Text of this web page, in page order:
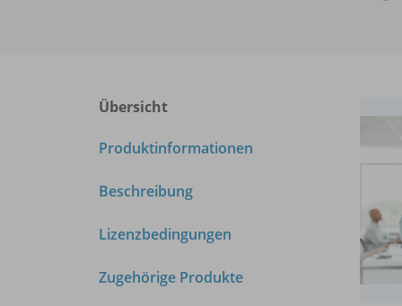
Übersicht
Produktinformationen
Beschreibung
Lizenzbedingungen
Zugehörige Produkte